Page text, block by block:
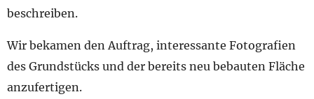
beschreiben.
Wir bekamen den Auftrag, interessante Fotografien
des Grundstücks und der bereits neu bebauten Fläche
anzufertigen.